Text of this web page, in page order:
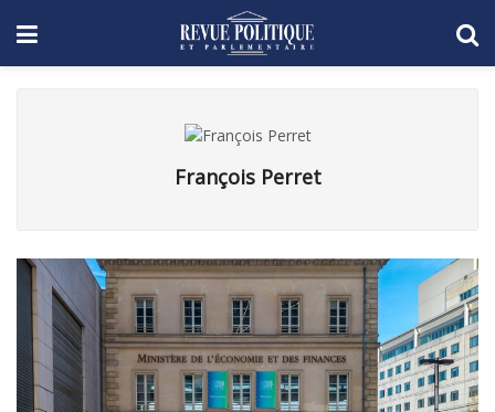
François Perret